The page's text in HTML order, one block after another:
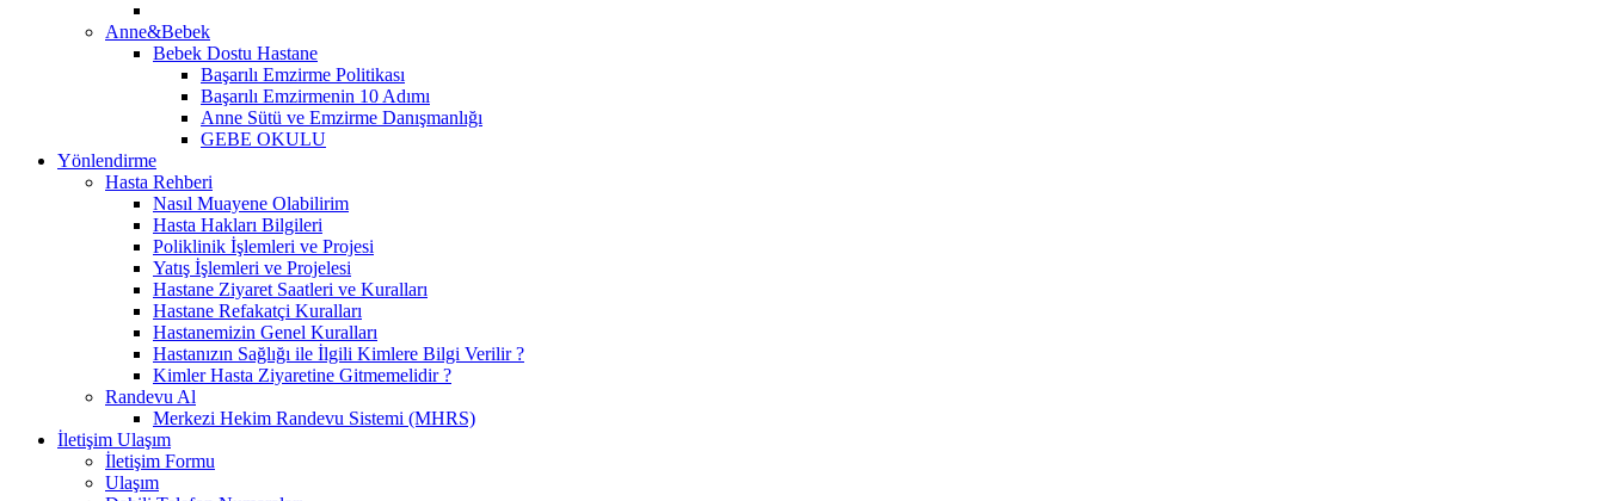
Anne&Bebek
Bebek Dostu Hastane
Başarılı Emzirme Politikası
Başarılı Emzirmenin 10 Adımı
Anne Sütü ve Emzirme Danışmanlığı
GEBE OKULU
Yönlendirme
Hasta Rehberi
Nasıl Muayene Olabilirim
Hasta Hakları Bilgileri
Poliklinik İşlemleri ve Projesi
Yatış İşlemleri ve Projelesi
Hastane Ziyaret Saatleri ve Kuralları
Hastane Refakatçi Kuralları
Hastanemizin Genel Kuralları
Hastanızın Sağlığı ile İlgili Kimlere Bilgi Verilir ?
Kimler Hasta Ziyaretine Gitmemelidir ?
Randevu Al
Merkezi Hekim Randevu Sistemi (MHRS)
İletişim Ulaşım
İletişim Formu
Ulaşım